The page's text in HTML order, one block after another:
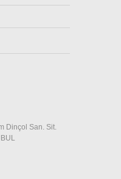
Dinçol San. Sit.